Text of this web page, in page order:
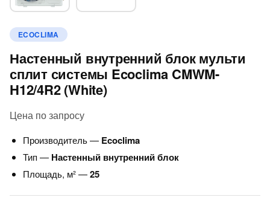
ECOCLIMA
Настенный внутренний блок мульти
сплит системы Ecoclima CMWM-
H12/4R2 (White)
Цена по запросу
Производитель — Ecoclima
Тип — Настенный внутренний блок
Площадь, м² —25